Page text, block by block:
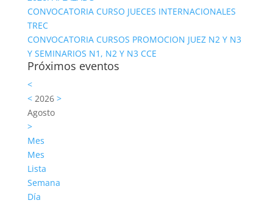
CONVOCATORIA CURSO JUECES INTERNACIONALES
TREC
CONVOCATORIA CURSOS PROMOCION JUEZ N2 Y N3
Y SEMINARIOS N1, N2 Y N3 CCE
Próximos eventos
<
<2026 >
Agosto
>
Mes
Mes
Lista
Semana
Día